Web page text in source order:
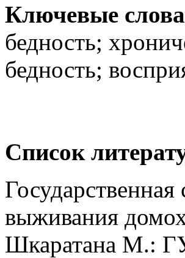
Ключевые слова
бедность;
бедность;
Список
выживания
Шкаратана М.: